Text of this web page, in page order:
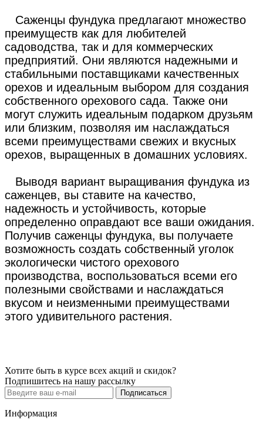
Саженцы фундука предлагают множество
преимуществ как для любителей
садоводства, так и для коммерческих
предприятий. Они являются надежными и
стабильными поставщиками качественных
орехов и идеальным выбором для создания
собственного орехового сада. Также они
могут служить идеальным подарком друзьям
или близким, позволяя им наслаждаться
всеми преимуществами свежих и вкусных
орехов, выращенных в домашних условиях.
Выводя вариант выращивания фундука из
саженцев, вы ставите на качество,
надежность и устойчивость, которые
определенно оправдают все ваши ожидания.
Получив саженцы фундука, вы получаете
возможность создать собственный уголок
экологически чистого орехового
производства, воспользоваться всеми его
полезными свойствами и наслаждаться
вкусом и неизменными преимуществами
этого удивительного растения.
Хотите быть в курсе всех акций и скидок?
Подпишитесь на нашу рассылку
Подписаться
Информация